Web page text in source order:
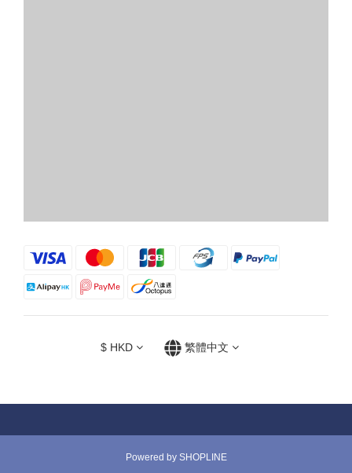
$ HKD 繁體中文
Powered by SHOPLINE